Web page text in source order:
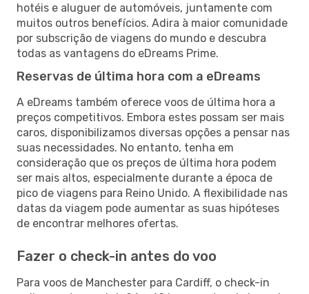
hotéis e aluguer de automóveis, juntamente com
muitos outros benefícios. Adira à maior comunidade
por subscrição de viagens do mundo e descubra
todas as vantagens do eDreams Prime.
Reservas de última hora com a eDreams
A eDreams também oferece voos de última hora a
preços competitivos. Embora estes possam ser mais
caros, disponibilizamos diversas opções a pensar nas
suas necessidades. No entanto, tenha em
consideração que os preços de última hora podem
ser mais altos, especialmente durante a época de
pico de viagens para Reino Unido. A flexibilidade nas
datas da viagem pode aumentar as suas hipóteses
de encontrar melhores ofertas.
Fazer o check-in antes do voo
Para voos de Manchester para Cardiff, o check-in